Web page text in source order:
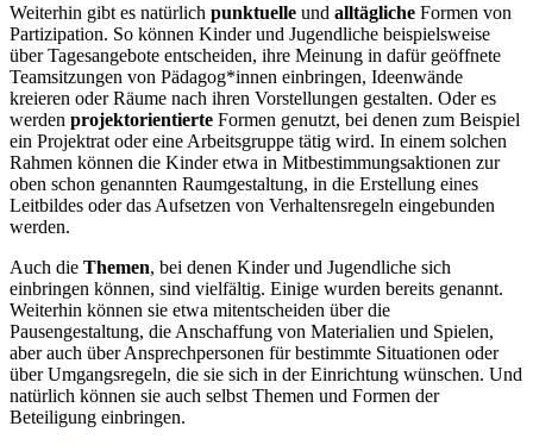
Weiterhin gibt es natürlich punktuelle und alltägliche Formen von
Partizipation. So können Kinder und Jugendliche beispielsweise
über Tagesangebote entscheiden, ihre Meinung in dafür geöffnete
Teamsitzungen von Pädagog*innen einbringen, Ideenwände
kreieren oder Räume nach ihren Vorstellungen gestalten. Oder es
werden projektorientierte Formen genutzt, bei denen zum Beispiel
ein Projektrat oder eine Arbeitsgruppe tätig wird. In einem solchen
Rahmen können die Kinder etwa in Mitbestimmungsaktionen zur
oben schon genannten Raumgestaltung, in die Erstellung eines
Leitbildes oder das Aufsetzen von Verhaltensregeln eingebunden
werden.
Auch die Themen, bei denen Kinder und Jugendliche sich
einbringen können, sind vielfältig. Einige wurden bereits genannt.
Weiterhin können sie etwa mitentscheiden über die
Pausengestaltung, die Anschaffung von Materialien und Spielen,
aber auch über Ansprechpersonen für bestimmte Situationen oder
über Umgangsregeln, die sie sich in der Einrichtung wünschen. Und
natürlich können sie auch selbst Themen und Formen der
Beteiligung einbringen.